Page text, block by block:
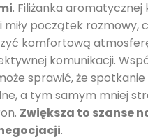
. Filiżanka aromatycznej
początek rozmowy,
komfortową
komunikacji.
sprawić, że
a tym samym mniej
Zwiększa to szanse
.